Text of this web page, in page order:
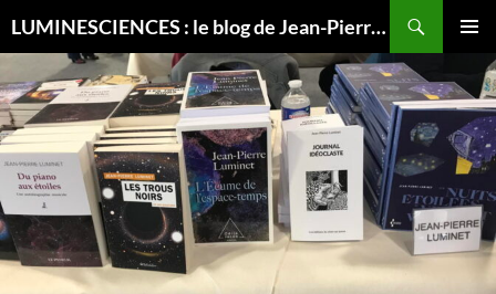
LUMINESCIENCES : le blog de Jean-Pierre LUMINET, astrophysicien
MENU
CONTENU